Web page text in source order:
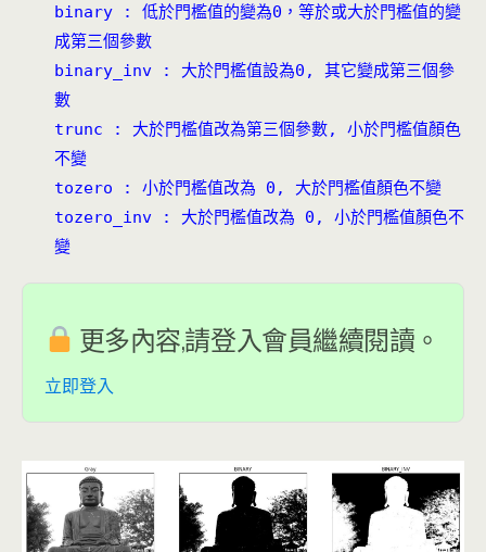
binary : 低於門檻值的變為0，等於或大於門檻值的變
成第三個參數
binary_inv : 大於門檻值設為0, 其它變成第三個參
數
trunc : 大於門檻值改為第三個參數, 小於門檻值顏色
不變
tozero : 小於門檻值改為 0, 大於門檻值顏色不變
tozero_inv : 大於門檻值改為 0, 小於門檻值顏色不
變
更多內容,請登入會員繼續閱讀。
立即登入